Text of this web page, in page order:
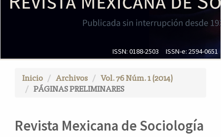
ó
n
c
C
ISSN: 0188-2503 ISSN-e: 2594-0651
Inicio Archivos
Vol. 76 Núm. 1 (2014)
PÁGINAS PRELIMINARES
Revista Mexicana de Sociología